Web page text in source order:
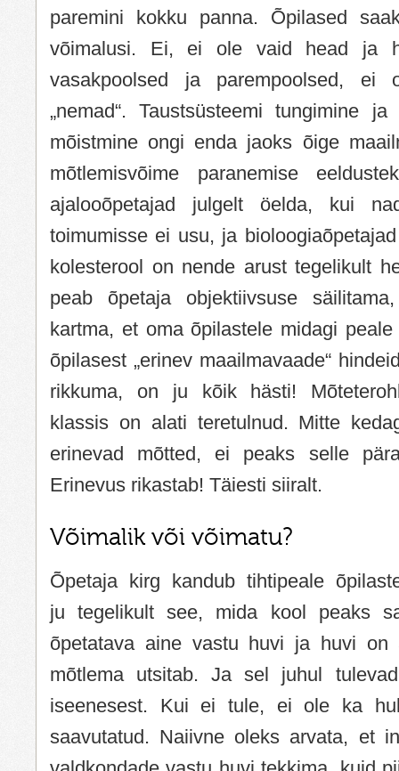
paremini kokku panna. Õpilased
võimalusi. Ei, ei ole vaid head ja
vasakpoolsed ja parempoolsed, ei
„nemad“. Taustsüsteemi tungimine
mõistmine ongi enda jaoks õige
mõtlemisvõime paranemise
ajalooõpetajad julgelt öelda, kui
toimumisse ei usu, ja
kolesterool on nende arust tegelikult
peab õpetaja objektiivsuse
kartma, et oma õpilastele midagi
õpilasest „erinev maailmavaade“
rikkuma, on ju kõik hästi!
klassis on alati teretulnud. Mitte
erinevad mõtted, ei peaks selle
Erinevus rikastab! Täiesti siiralt.
Võimalik või võimatu?
Õpetaja kirg kandub tihtipeale
ju tegelikult see, mida kool peaks
õpetatava aine vastu huvi ja huvi on
mõtlema utsitab. Ja sel juhul
iseenesest. Kui ei tule, ei ole ka
saavutatud. Naiivne oleks arvata, et